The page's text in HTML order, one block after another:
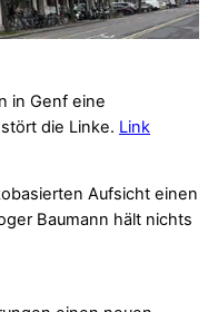
in Genf eine
die Linke. Link
Aufsicht einen
Baumann hält nichts